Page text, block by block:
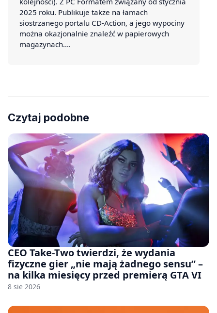
2025 roku. Publikuje także na łamach
siostrzanego portalu CD-Action, a jego wypociny
można okazjonalnie znaleźć w papierowych
magazynach.…
Czytaj podobne
CEO Take-Two twierdzi, że wydania
fizyczne gier „nie mają żadnego sensu” –
na kilka miesięcy przed premierą GTA VI
8 sie 2026